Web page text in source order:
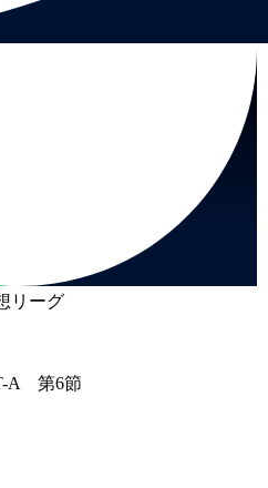
リーグ
A 第6節